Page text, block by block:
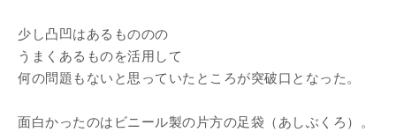
少し凸凹はあるもののの
うまくあるものを活用して
何の問題もないと思っていたところが突破口となった。
面白かったのはビニール製の片方の足袋（あしぶくろ）。